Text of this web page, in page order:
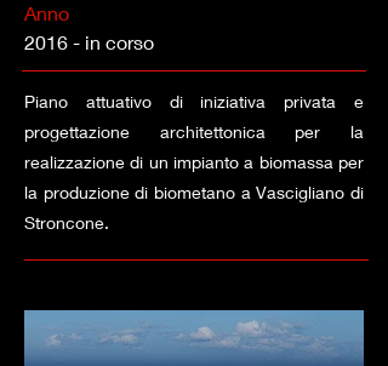
Anno
2016 - in corso
Piano attuativo di iniziativa privata e
progettazione architettonica per la
realizzazione di un impianto a biomassa per
la produzione di biometano a Vascigliano di
Stroncone.